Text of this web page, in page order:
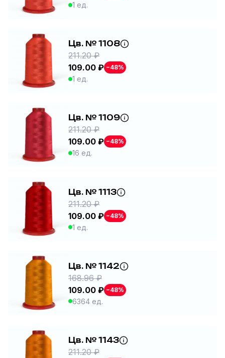
1 ед.
Цв. № 1108
211.20 ₽
109.00 ₽ −48%
1 ед.
Цв. № 1109
211.20 ₽
109.00 ₽ −48%
16 ед.
Цв. № 1113
211.20 ₽
109.00 ₽ −48%
1 ед.
Цв. № 1142
168.96 ₽
109.00 ₽ −48%
6364 ед.
Цв. № 1143
211.20 ₽